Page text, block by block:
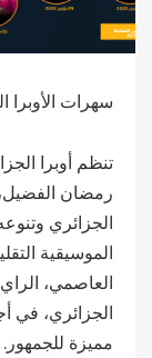
سهرات الأوبرا
تنظم أوبرا
رمضان
الجزائري
الموسيقية
العاصمي،
الجزائري، في
مميزة للجمهور.